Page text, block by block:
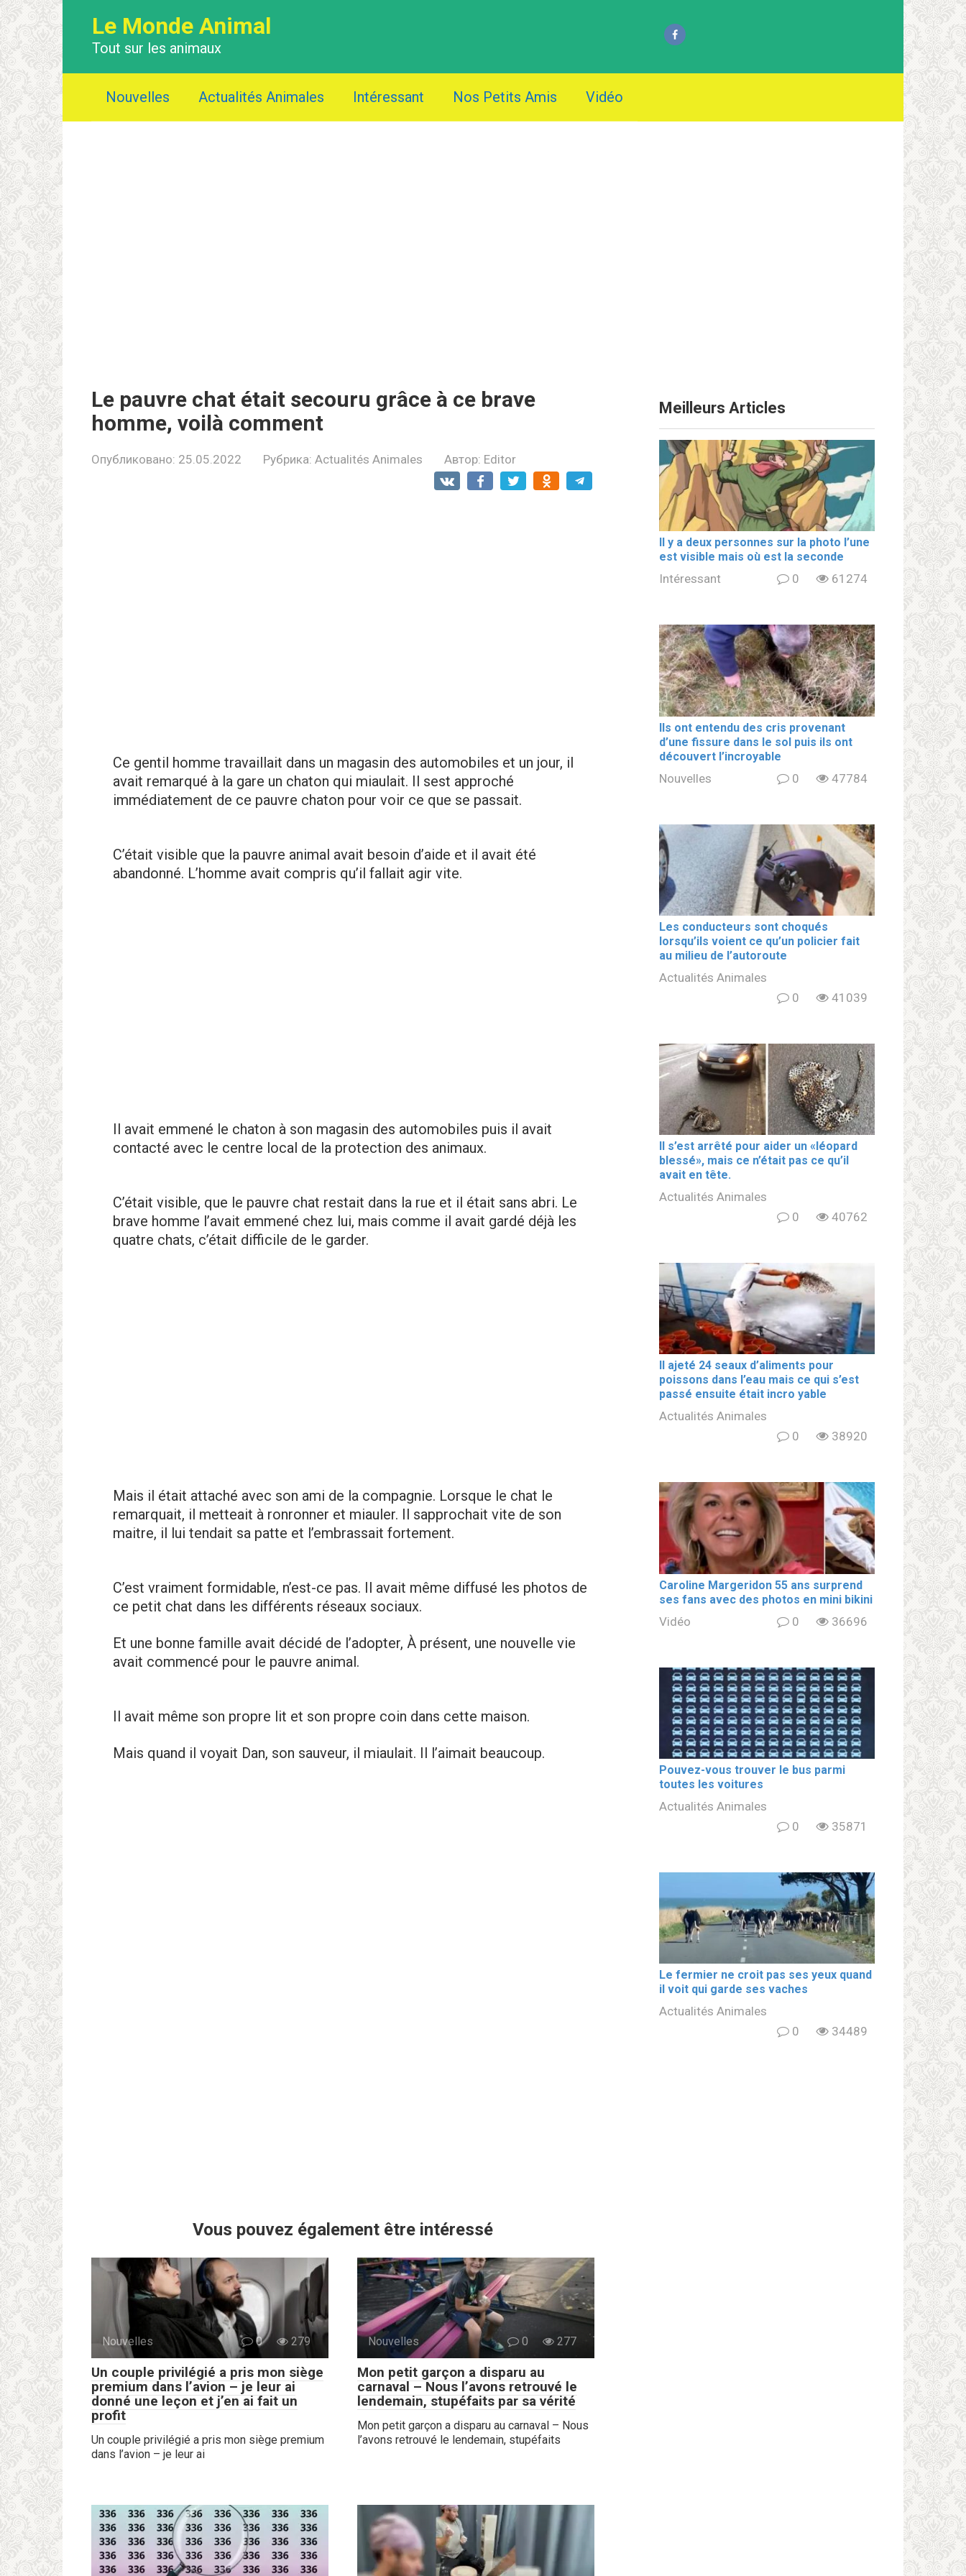
Le Monde Animal
Tout sur les animaux
Nouvelles Actualités Animales Intéressant Nos Petits Amis Vidéo
Le pauvre chat était secouru grâce à ce brave
homme, voilà comment
Опубликовано: 25.05.2022 Рубрика: Actualités Animales Автор: Editor
Ce gentil homme travaillait dans un magasin des automobiles et un jour, il
avait remarqué à la gare un chaton qui miaulait. Il sest approché
immédiatement de ce pauvre chaton pour voir ce que se passait.
C’était visible que la pauvre animal avait besoin d’aide et il avait été
abandonné. L’homme avait compris qu’il fallait agir vite.
Il avait emmené le chaton à son magasin des automobiles puis il avait
contacté avec le centre local de la protection des animaux.
C’était visible, que le pauvre chat restait dans la rue et il était sans abri. Le
brave homme l’avait emmené chez lui, mais comme il avait gardé déjà les
quatre chats, c’était difficile de le garder.
Mais il était attaché avec son ami de la compagnie. Lorsque le chat le
remarquait, il metteait à ronronner et miauler. Il sapprochait vite de son
maitre, il lui tendait sa patte et l’embrassait fortement.
C’est vraiment formidable, n’est-ce pas. Il avait même diffusé les photos de
ce petit chat dans les différents réseaux sociaux.
Et une bonne famille avait décidé de l’adopter, À présent, une nouvelle vie
avait commencé pour le pauvre animal.
Il avait même son propre lit et son propre coin dans cette maison.
Mais quand il voyait Dan, son sauveur, il miaulait. Il l’aimait beaucoup.
Vous pouvez également être intéressé
Nouvelles 0 279
Un couple privilégié a pris mon siège
premium dans l’avion – je leur ai
donné une leçon et j’en ai fait un
profit
Un couple privilégié a pris mon siège premium
dans l’avion – je leur ai
Nouvelles 0 277
Mon petit garçon a disparu au
carnaval – Nous l’avons retrouvé le
lendemain, stupéfaits par sa vérité
Mon petit garçon a disparu au carnaval – Nous
l’avons retrouvé le lendemain, stupéfaits
Meilleurs Articles
Il y a deux personnes sur la photo l’une
est visible mais où est la seconde
Intéressant 0 61274
Ils ont entendu des cris provenant
d’une fissure dans le sol puis ils ont
découvert l’incroyable
Nouvelles 0 47784
Les conducteurs sont choqués
lorsqu’ils voient ce qu’un policier fait
au milieu de l’autoroute
Actualités Animales
0
41039
Il s’est arrêté pour aider un «léopard
blеssé», mais ce n’était pas ce qu’il
avait en tête.
Actualités Animales
0
40762
Il ajeté 24 seaux d’aliments pour
poissons dans l’eau mais ce qui s’est
passé ensuite était incro yable
Actualités Animales
0
38920
Caroline Margeridon 55 ans surprend
ses fans avec des photos en mini bikini
Vidéo 0 36696
Pouvez-vous trouver le bus parmi
toutes les voitures
Actualités Animales
0
35871
Le fermier ne croit pas ses yeux quand
il voit qui garde ses vaches
Actualités Animales
0
34489